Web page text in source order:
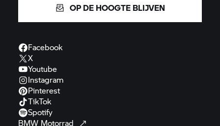
OP DE HOOGTE BLIJVEN
Facebook
X
Youtube
Instagram
Pinterest
TikTok
Spotify
BMW Motorrad